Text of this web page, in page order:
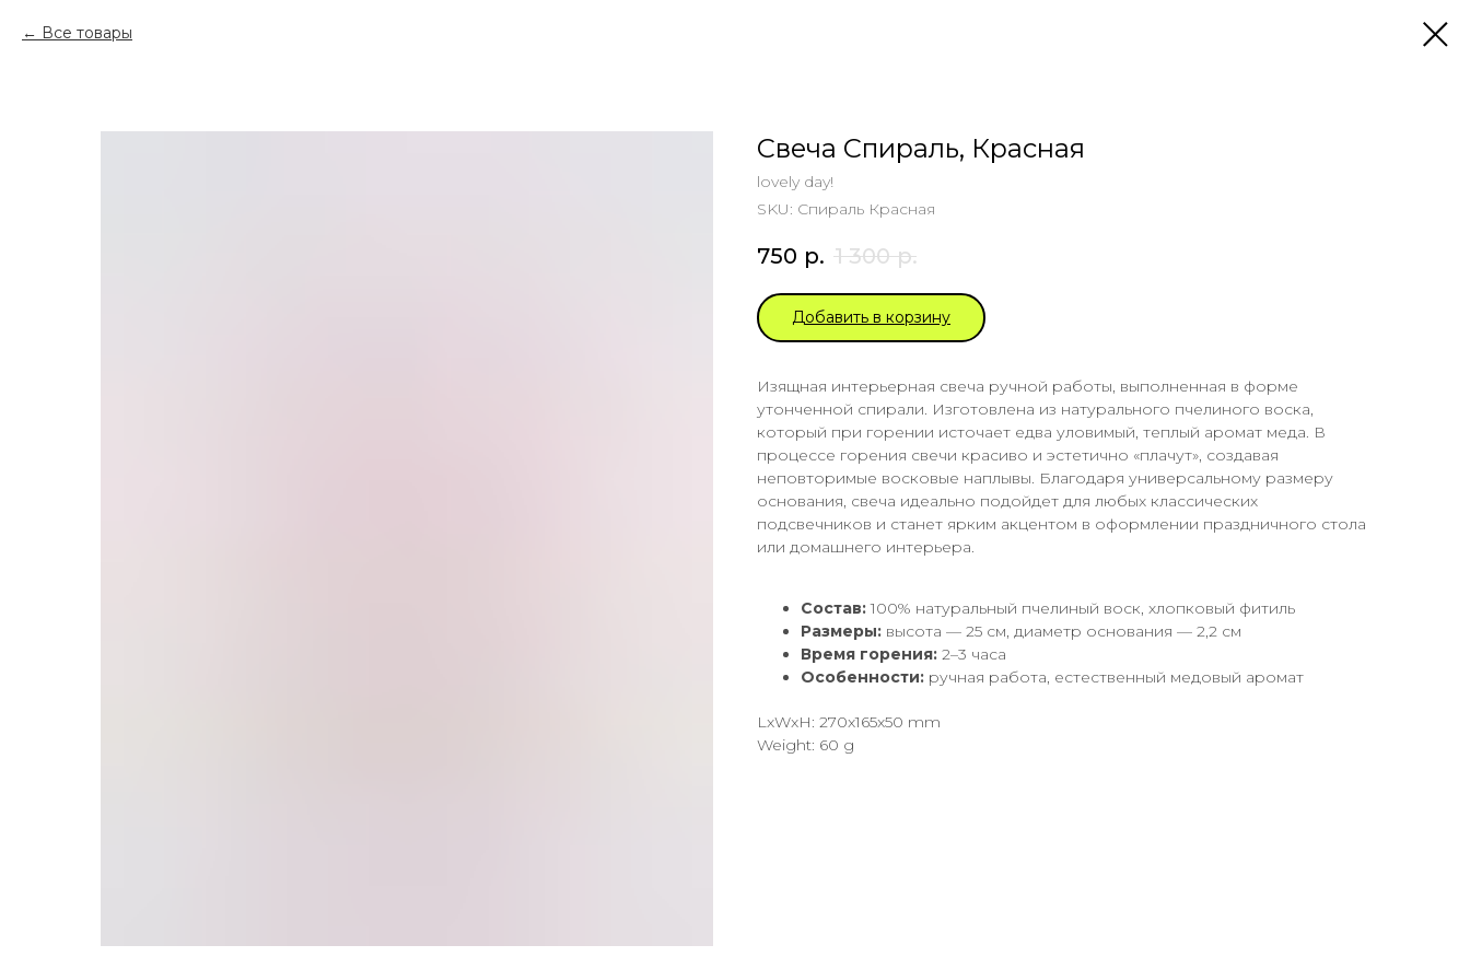
Все товары
Свеча Спираль, Красная
lovely day!
SKU: Спираль Красная
750 р. 1 300 р.
Добавить в корзину
Изящная интерьерная свеча ручной работы, выполненная в форме
утонченной спирали. Изготовлена из натурального пчелиного воска,
который при горении источает едва уловимый, теплый аромат меда. В
процессе горения свечи красиво и эстетично «плачут», создавая
неповторимые восковые наплывы. Благодаря универсальному размеру
основания, свеча идеально подойдет для любых классических
подсвечников и станет ярким акцентом в оформлении праздничного стола
или домашнего интерьера.
Состав:100% натуральный пчелиный воск, хлопковый фитиль
Размеры: высота — 25 см, диаметр основания — 2,2 см
Время горения: 2–3 часа
Особенности: ручная работа, естественный медовый аромат
LxWxH: 270x165x50 mm
Weight: 60 g